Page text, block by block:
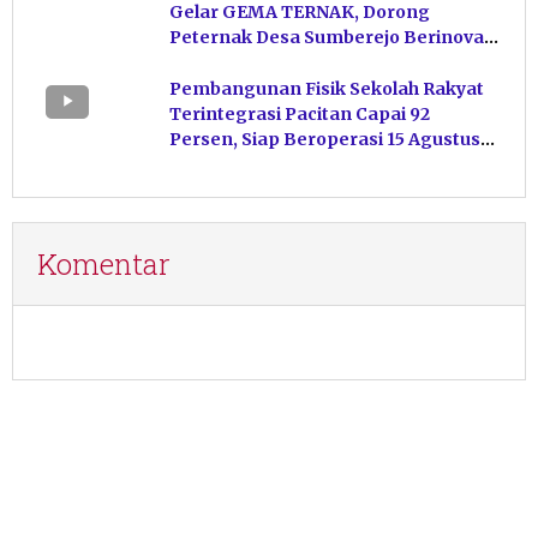
Gelar GEMA TERNAK, Dorong
Peternak Desa Sumberejo Berinovasi
Pembangunan Fisik Sekolah Rakyat
Terintegrasi Pacitan Capai 92
Persen, Siap Beroperasi 15 Agustus
Komentar